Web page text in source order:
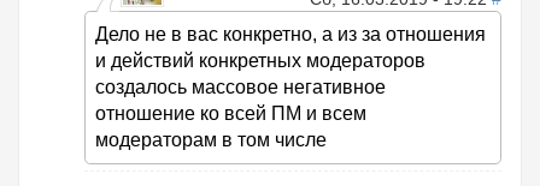
Дело не в вас конкретно, а из за отношения
и действий конкретных модераторов
создалось массовое негативное
отношение ко всей ПМ и всем
модераторам в том числе